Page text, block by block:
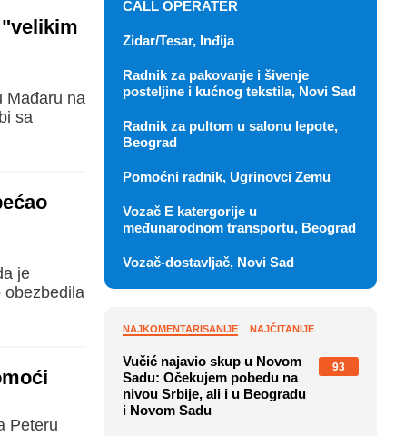
"velikim
Mađaru na
sa
je
obezbedila
Peteru
CALL OPERATER
Zidar/Tesar, Inđija
Radnik za pakovanje i šivenje
posteljine i kućnog tekstila, Novi Sad
Radnik za pultom u salonu lepote,
Beograd
Pomoćni radnik, Ugrinovci Zemu
Vozač E katergorije u
međunarodnom transportu, Beograd
Vozač-dostavljač, Novi Sad
NAJKOMENTARISANIJE NAJČITANIJE
Vučić najavio skup u Novom
Sadu: Očekujem pobedu na
nivou Srbije, ali i u Beogradu
i Novom Sadu
93